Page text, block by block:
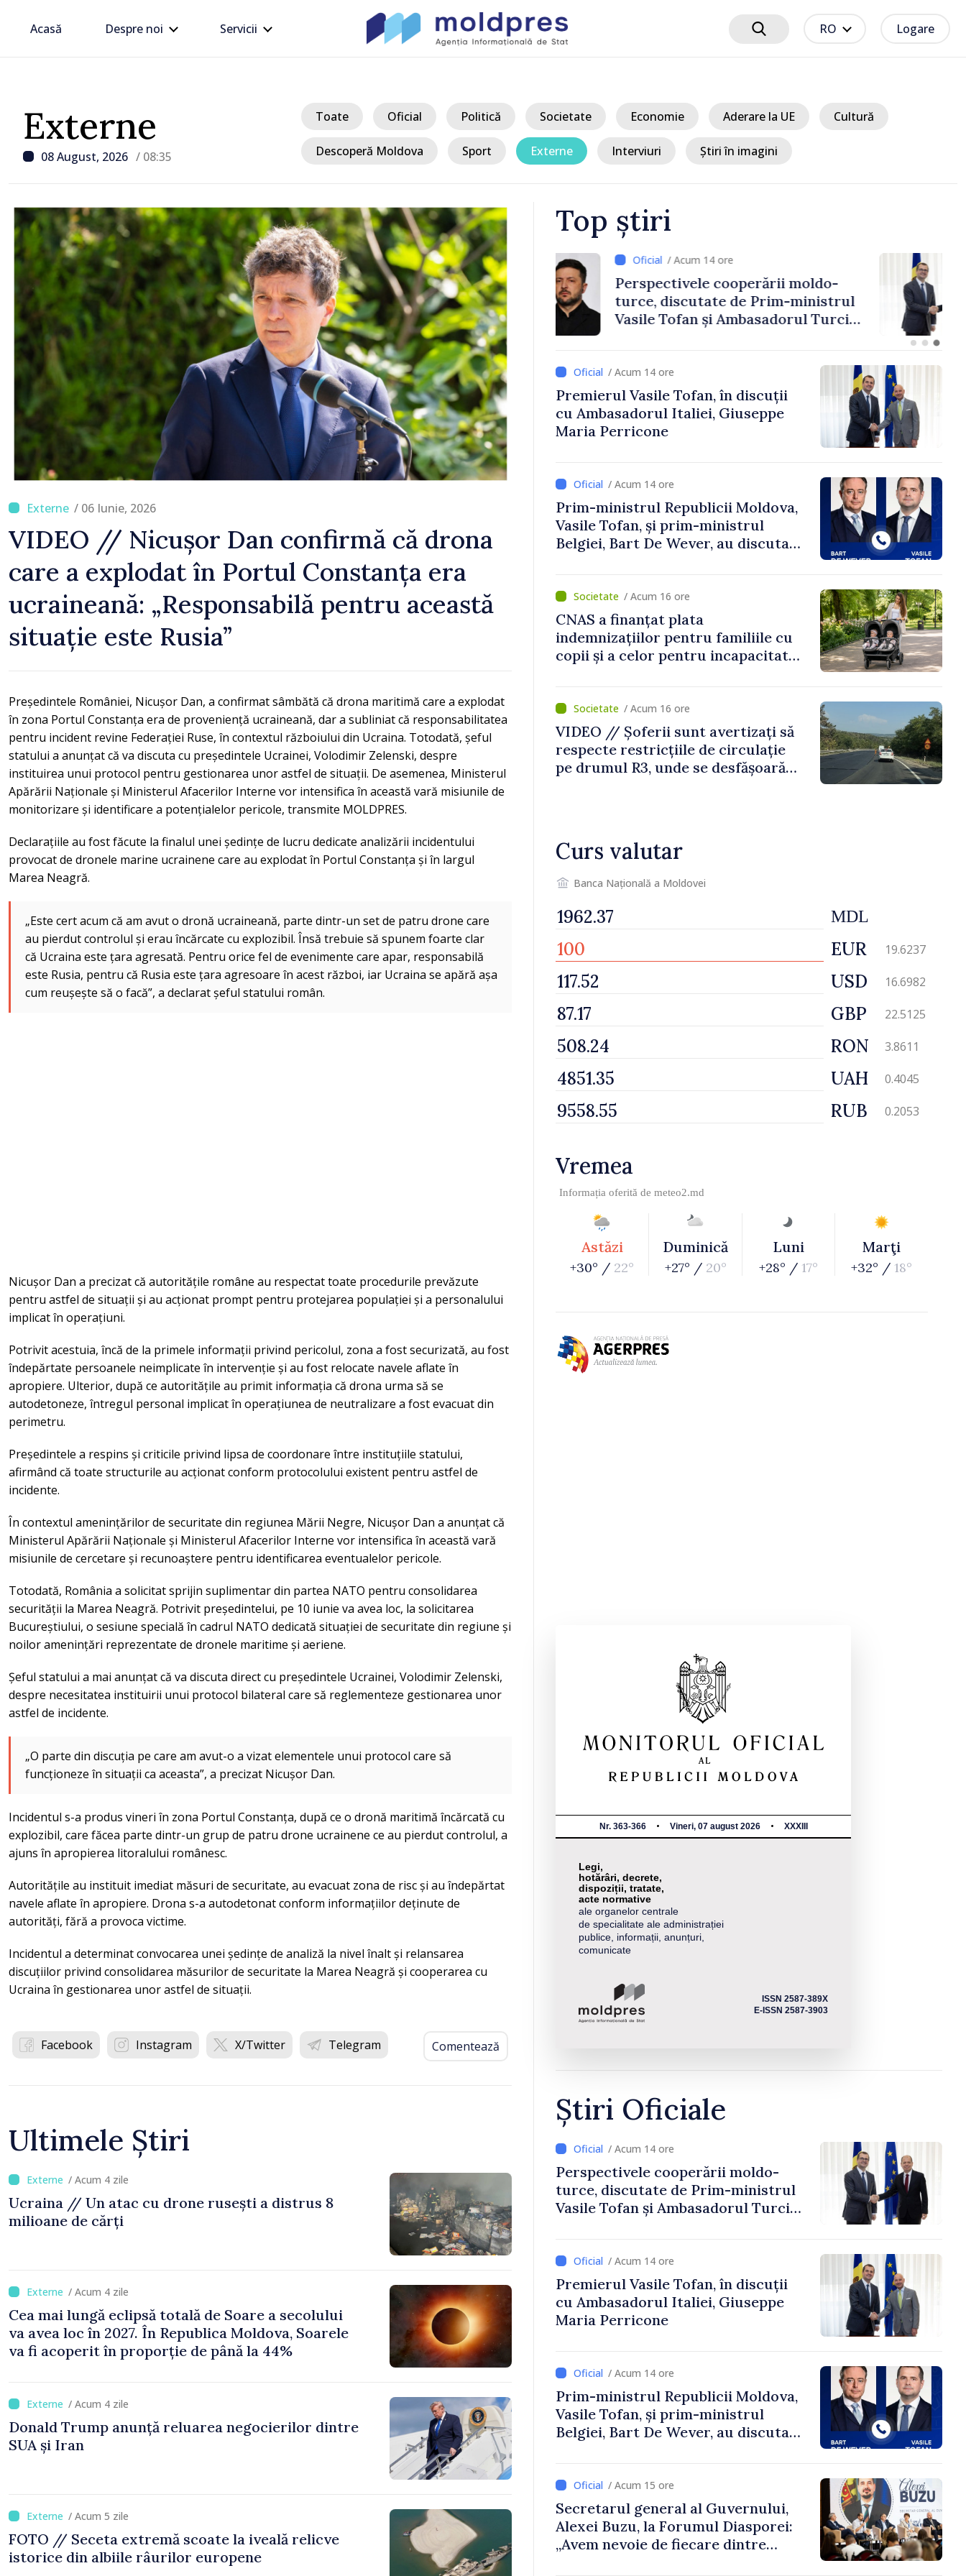
Acasă Despre noi Servicii RO Logare
Externe
08 August, 2026 / 08:35
Toate Oficial Politică Societate Economie Aderare la UE Cultură
Descoperă Moldova Sport Externe Interviuri Știri în imagini
/ 06 Iunie, 2026
VIDEO // Nicușor Dan confirmă că drona
care a explodat în Portul Constanța era
ucraineană: „Responsabilă pentru această
situație este Rusia”
Președintele României, Nicușor Dan, a confirmat sâmbătă că drona maritimă care a explodat
în zona Portul Constanța era de proveniență ucraineană, dar a subliniat că responsabilitatea
pentru incident revine Federației Ruse, în contextul războiului din Ucraina. Totodată, șeful
statului a anunțat că va discuta cu președintele Ucrainei, Volodimir Zelenski, despre
instituirea unui protocol pentru gestionarea unor astfel de situații. De asemenea, Ministerul
Apărării Naționale și Ministerul Afacerilor Interne vor intensifica în această vară misiunile de
monitorizare și identificare a potențialelor pericole, transmite MOLDPRES.
Declarațiile au fost făcute la finalul unei ședințe de lucru dedicate analizării incidentului
provocat de dronele marine ucrainene care au explodat în Portul Constanța și în largul
Marea Neagră.
„Este cert acum că am avut o dronă ucraineană, parte dintr-un set de patru drone care
au pierdut controlul și erau încărcate cu explozibil. Însă trebuie să spunem foarte clar
că Ucraina este țara agresată. Pentru orice fel de evenimente care apar, responsabilă
este Rusia, pentru că Rusia este țara agresoare în acest război, iar Ucraina se apără așa
cum reușește să o facă”, a declarat șeful statului român.
Nicușor Dan a precizat că autoritățile române au respectat toate procedurile prevăzute
pentru astfel de situații și au acționat prompt pentru protejarea populației și a personalului
implicat în operațiuni.
Potrivit acestuia, încă de la primele informații privind pericolul, zona a fost securizată, au fost
îndepărtate persoanele neimplicate în intervenție și au fost relocate navele aflate în
apropiere. Ulterior, după ce autoritățile au primit informația că drona urma să se
autodetoneze, întregul personal implicat în operațiunea de neutralizare a fost evacuat din
perimetru.
Președintele a respins și criticile privind lipsa de coordonare între instituțiile statului,
afirmând că toate structurile au acționat conform protocolului existent pentru astfel de
incidente.
În contextul amenințărilor de securitate din regiunea Mării Negre, Nicușor Dan a anunțat că
Ministerul Apărării Naționale și Ministerul Afacerilor Interne vor intensifica în această vară
misiunile de cercetare și recunoaștere pentru identificarea eventualelor pericole.
Totodată, România a solicitat sprijin suplimentar din partea NATO pentru consolidarea
securității la Marea Neagră. Potrivit președintelui, pe 10 iunie va avea loc, la solicitarea
Bucureștiului, o sesiune specială în cadrul NATO dedicată situației de securitate din regiune și
noilor amenințări reprezentate de dronele maritime și aeriene.
Șeful statului a mai anunțat că va discuta direct cu președintele Ucrainei, Volodimir Zelenski,
despre necesitatea instituirii unui protocol bilateral care să reglementeze gestionarea unor
astfel de incidente.
„O parte din discuția pe care am avut-o a vizat elementele unui protocol care să
funcționeze în situații ca aceasta”, a precizat Nicușor Dan.
Incidentul s-a produs vineri în zona Portul Constanța, după ce o dronă maritimă încărcată cu
explozibil, care făcea parte dintr-un grup de patru drone ucrainene ce au pierdut controlul, a
ajuns în apropierea litoralului românesc.
Autoritățile au instituit imediat măsuri de securitate, au evacuat zona de risc și au îndepărtat
navele aflate în apropiere. Drona s-a autodetonat conform informațiilor deținute de
autorități, fără a provoca victime.
Incidentul a determinat convocarea unei ședințe de analiză la nivel înalt și relansarea
discuțiilor privind consolidarea măsurilor de securitate la Marea Neagră și cooperarea cu
Ucraina în gestionarea unor astfel de situații.
Facebook Instagram X/Twitter Telegram Comentează
Ultimele Știri
/ Acum 4 zile
Ucraina // Un atac cu drone rusești a distrus 8
milioane de cărți
/ Acum 4 zile
Cea mai lungă eclipsă totală de Soare a secolului
va avea loc în 2027. În Republica Moldova, Soarele
va fi acoperit în proporție de până la 44%
/ Acum 4 zile
Donald Trump anunță reluarea negocierilor dintre
SUA și Iran
/ Acum 5 zile
FOTO // Seceta extremă scoate la iveală relicve
istorice din albiile râurilor europene
Top știri
/ Acum 11 ore
Zelenski a ajuns în Serbia, în prima
sa vizită în acest stat aliat
tradițional al Rusiei după 2022
/ Acum 14 ore
Perspectivele cooperării moldo-
turce, discutate de Prim-ministrul
Vasile Tofan și Ambasadorul Turciei,
Uygar Mustafa Sertel
/ Acum 14 ore
Premierul Vasile Tofan, în discuții
cu Ambasadorul Italiei, Giuseppe
Maria Perricone
/ Acum 14 ore
Prim-ministrul Republicii Moldova,
Vasile Tofan, și prim-ministrul
Belgiei, Bart De Wever, au discutat
/ Acum 16 ore
CNAS a finanțat plata
indemnizațiilor pentru familiile cu
copii și a celor pentru incapacitate
/ Acum 16 ore
VIDEO // Șoferii sunt avertizați să
respecte restricțiile de circulație
pe drumul R3, unde se desfășoară
Curs valutar
Banca Națională a Moldovei
MDL
EUR 19.6237
USD 16.6982
GBP 22.5125
RON 3.8611
UAH 0.4045
RUB 0.2053
Vremea
Informația oferită de meteo2.md
Astăzi
+30° / 22°
Duminică
+27° / 20°
Luni
+28° / 17°
Marţi
+32° / 18°
Nr. 363-366 Vineri, 07 august 2026 XXXIII
Legi,
hotărâri, decrete,
dispoziții, tratate,
acte normative
ale organelor centrale
de specialitate ale administrației
publice, informații, anunțuri,
comunicate
ISSN 2587-389X
E-ISSN 2587-3903
Știri Oficiale
/ Acum 14 ore
Perspectivele cooperării moldo-
turce, discutate de Prim-ministrul
Vasile Tofan și Ambasadorul Turciei,
/ Acum 14 ore
Premierul Vasile Tofan, în discuții
cu Ambasadorul Italiei, Giuseppe
Maria Perricone
/ Acum 14 ore
Prim-ministrul Republicii Moldova,
Vasile Tofan, și prim-ministrul
Belgiei, Bart De Wever, au discutat
/ Acum 15 ore
Secretarul general al Guvernului,
Alexei Buzu, la Forumul Diasporei:
„Avem nevoie de fiecare dintre